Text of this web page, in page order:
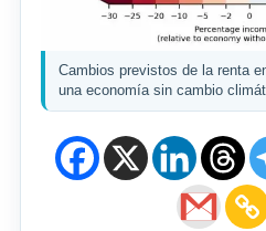
Cambios previstos de la renta
una economía sin cambio